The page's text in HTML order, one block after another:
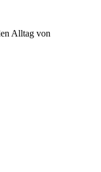
Alltag von